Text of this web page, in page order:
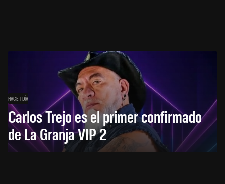
HACE 1 DÍA
Carlos Trejo es el primer confirmado
de La Granja VIP 2